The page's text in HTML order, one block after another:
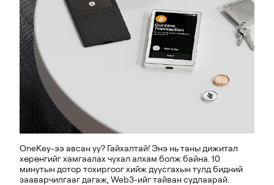
OneKey-ээ авсан уу? Гайхалтай! Энэ нь таны дижитал
хөрөнгийг хамгаалах чухал алхам болж байна. 10
минутын дотор тохиргоог хийж дуусгахын тулд бидний
зааварчилгааг дагаж, Web3-ийг тайван судлаарай.